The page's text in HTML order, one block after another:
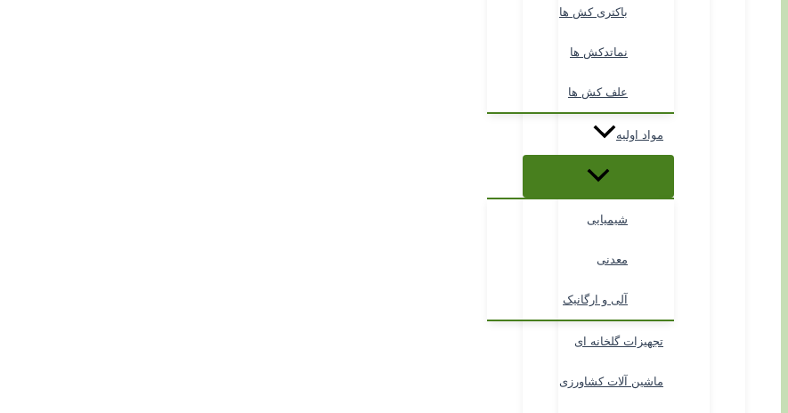
باکتری کش ها
نماتدکش ها
علف کش ها
مواد اولیه
شیمیایی
معدنی
آلی و ارگانیک
تجهیزات گلخانه ای
ماشین آلات کشاورزی